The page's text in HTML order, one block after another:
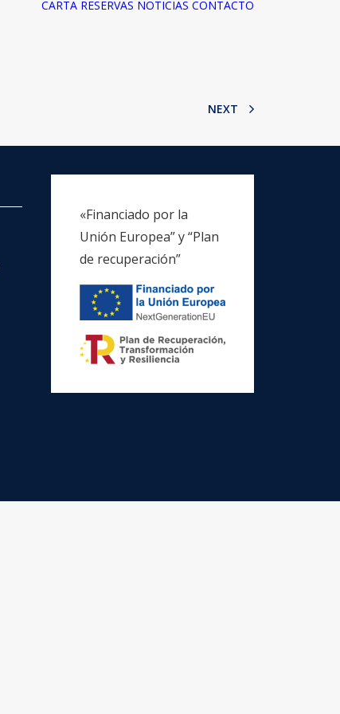
CARTA RESERVAS NOTICIAS CONTACTO
NEXT
«Financiado por la
Unión Europea” y “Plan
de recuperación”